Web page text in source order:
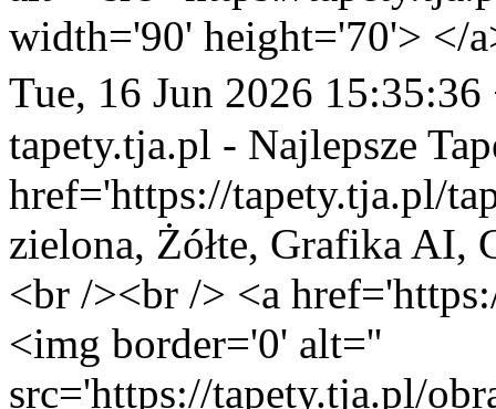
width='90' height='70'> </
Tue, 16 Jun 2026 15:35:36
tapety.tja.pl - Najlepsze
href='https://tapety.tja.pl/
zielona, Żółte, Grafika AI,
<br /><br /> <a
<img border='0' alt=''
src='https://tapety.tja.pl/